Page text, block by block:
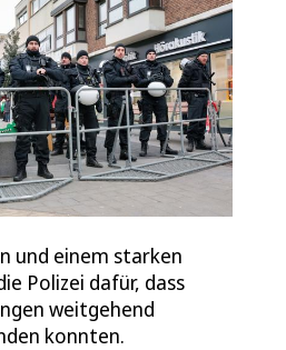
und einem starken
Polizei dafür, dass
weitgehend
konnten.